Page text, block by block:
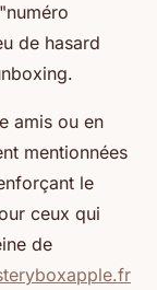
de hasard
amis ou en
mentionnées
le
ceux qui
de